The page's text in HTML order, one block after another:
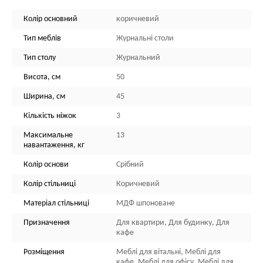
Колір основний коричневий
Тип меблів Журнальні столи
Тип столу Журнальний
Висота, см 50
Ширина, см 45
Кількість ніжок 3
Максимальне
навантаження, кг
13
Колір основи Срібний
Колір стільниці Коричневий
Матеріал стільниці МДФ шпоноване
Призначення
Для квартири, Для будинку, Для
кафе
Розміщення
Меблі для вітальні, Меблі для